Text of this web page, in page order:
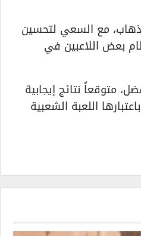
مع السعي لتحسين
بعض اللاعبين في
متوقعاً نتائج إيجابية
اللعبة الشعبية